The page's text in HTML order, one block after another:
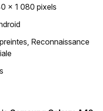
x 1 080 pixels
Reconnaissance